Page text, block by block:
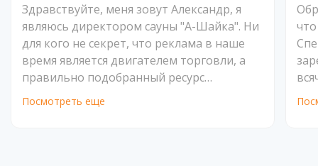
Здравствуйте, меня зовут Александр, я
являюсь директором сауны "А-Шайка". Ни
для кого не секрет, что реклама в наше
время является двигателем торговли, а
правильно подобранный ресурс
продвижения способствует
значительному увеличению продаж,
Посмотреть еще